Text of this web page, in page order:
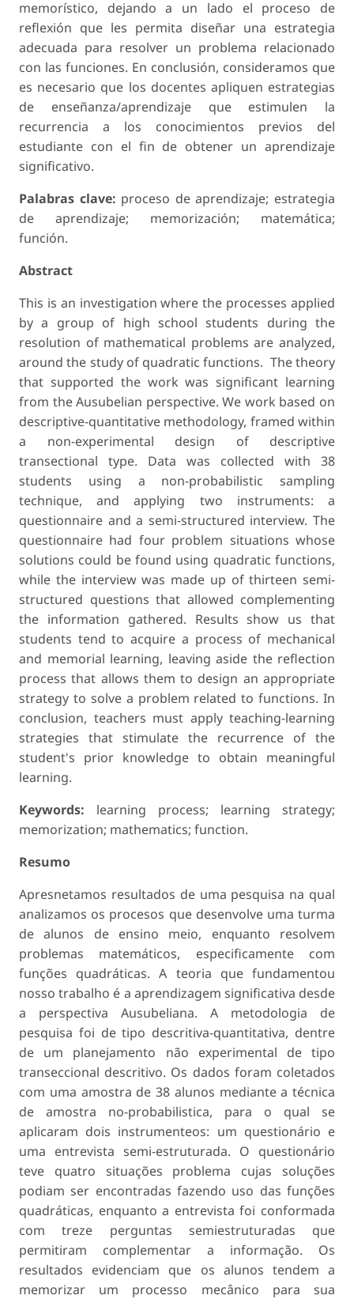
memorístico, dejando a un lado el proceso de
reflexión que les permita diseñar una estrategia
adecuada para resolver un problema relacionado
con las funciones. En conclusión, consideramos que
es necesario que los docentes apliquen estrategias
de enseñanza/aprendizaje que estimulen la
recurrencia a los conocimientos previos del
estudiante con el fin de obtener un aprendizaje
significativo.
Palabras clave: proceso de aprendizaje; estrategia
de aprendizaje; memorización; matemática;
función.
Abstract
This is an investigation where the processes applied
by a group of high school students during the
resolution of mathematical problems are analyzed,
around the study of quadratic functions. The theory
that supported the work was significant learning
from the Ausubelian perspective. We work based on
descriptive-quantitative methodology, framed within
a non-experimental design of descriptive
transectional type. Data was collected with 38
students using a non-probabilistic sampling
technique, and applying two instruments: a
questionnaire and a semi-structured interview. The
questionnaire had four problem situations whose
solutions could be found using quadratic functions,
while the interview was made up of thirteen semi-
structured questions that allowed complementing
the information gathered. Results show us that
students tend to acquire a process of mechanical
and memorial learning, leaving aside the reflection
process that allows them to design an appropriate
strategy to solve a problem related to functions. In
conclusion, teachers must apply teaching-learning
strategies that stimulate the recurrence of the
student's prior knowledge to obtain meaningful
learning.
Keywords: learning process; learning strategy;
memorization; mathematics; function.
Resumo
Apresnetamos resultados de uma pesquisa na qual
analizamos os procesos que desenvolve uma turma
de alunos de ensino meio, enquanto resolvem
problemas matemáticos, especificamente com
funções quadráticas. A teoria que fundamentou
nosso trabalho é a aprendizagem significativa desde
a perspectiva Ausubeliana. A metodologia de
pesquisa foi de tipo descritiva-quantitativa, dentre
de um planejamento não experimental de tipo
transeccional descritivo. Os dados foram coletados
com uma amostra de 38 alunos mediante a técnica
de amostra no-probabilistica, para o qual se
aplicaram dois instrumenteos: um questionário e
uma entrevista semi-estruturada. O questionário
teve quatro situações problema cujas soluções
podiam ser encontradas fazendo uso das funções
quadráticas, enquanto a entrevista foi conformada
com treze perguntas semiestruturadas que
permitiram complementar a informação. Os
resultados evidenciam que os alunos tendem a
memorizar um processo mecânico para sua